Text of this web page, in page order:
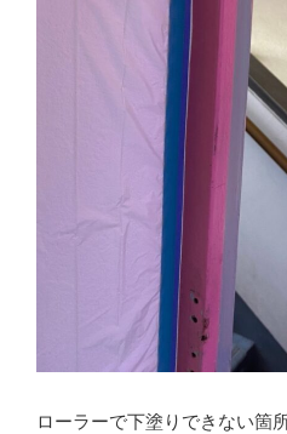
ローラーで下塗りできない箇